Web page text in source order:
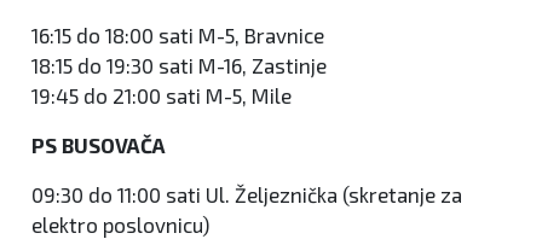
16:15 do 18:00 sati M-5, Bravnice
18:15 do 19:30 sati M-16, Zastinje
19:45 do 21:00 sati M-5, Mile
PS BUSOVAČA
09:30 do 11:00 sati Ul. Željeznička (skretanje za
elektro poslovnicu)